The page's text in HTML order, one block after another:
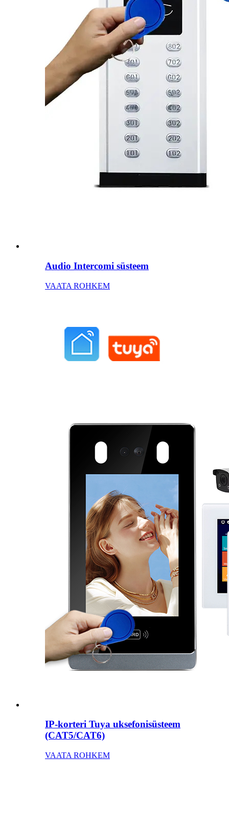
Audio Intercomi süsteem
VAATA ROHKEM
IP-korteri Tuya uksefonisüsteem
(CAT5/CAT6)
VAATA ROHKEM